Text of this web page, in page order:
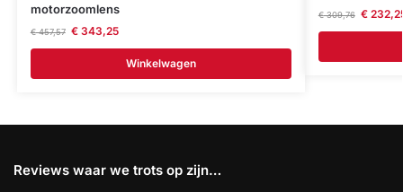
motorzoomlens
€457,57 €343,25
Winkelwagen
€309,76 €
Reviews waar we trots op zijn…